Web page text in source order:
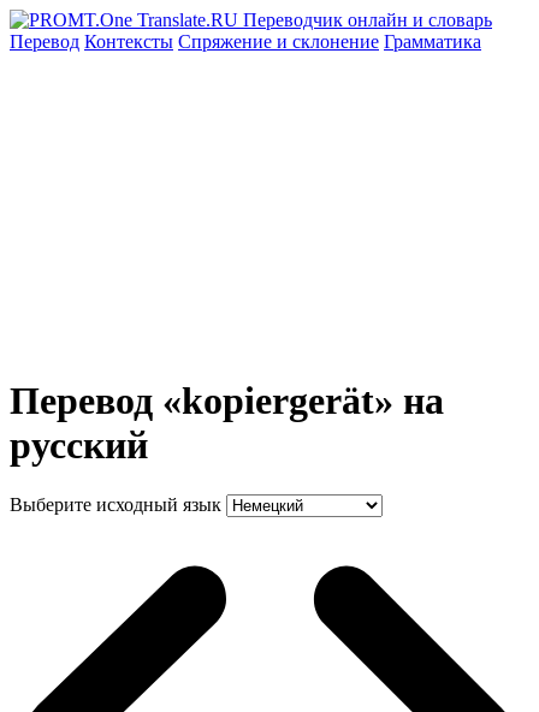
Перевод Контексты Спряжение и склонение Грамматика
Перевод «kopiergerät» на
русский
Выберите исходный язык